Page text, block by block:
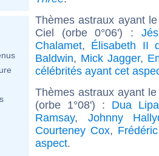
Thèmes astraux ayant
Ciel (orbe 0°06') :
Chalamet, Élisabeth II
Baldwin, Mick Jagger,
célébrités ayant cet
Thèmes astraux ayant
(orbe 1°08') : Dua Lipa
Ramsay, Johnny
Courteney Cox,
aspect.